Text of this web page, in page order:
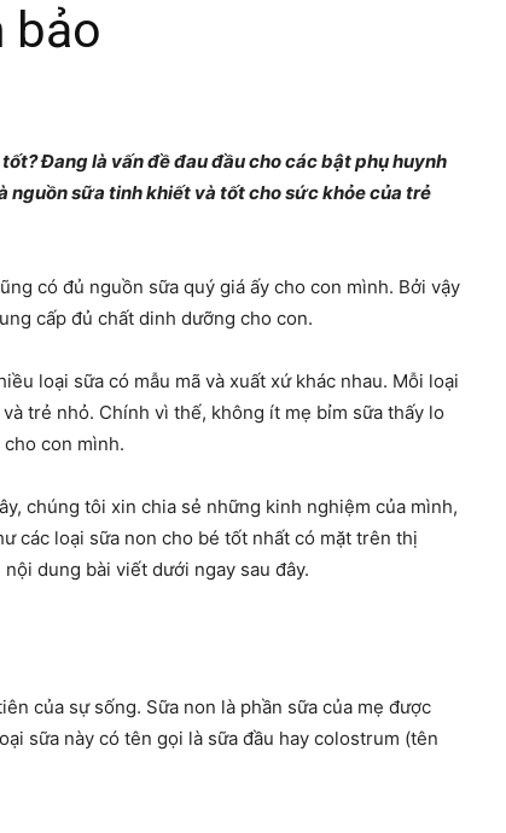
Chia
sẻ
bảo
Đang là vấn đề đau đầu cho các bật phụ huynh
nguồn sữa tinh khiết và tốt cho sức khỏe của trẻ
có đủ nguồn sữa quý giá ấy cho con mình. Bởi vậy
cấp đủ chất dinh dưỡng cho con.
loại sữa có mẫu mã và xuất xứ khác nhau. Mỗi loại
trẻ nhỏ. Chính vì thế, không ít mẹ bỉm sữa thấy lo
con mình.
chúng tôi xin chia sẻ những kinh nghiệm của mình,
các loại sữa non cho bé tốt nhất có mặt trên thị
dung bài viết dưới ngay sau đây.
của sự sống. Sữa non là phần sữa của mẹ được
sữa này có tên gọi là sữa đầu hay colostrum (tên